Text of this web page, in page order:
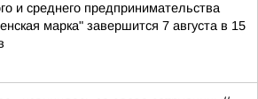
и среднего предпринимательства
марка" завершится 7 августа в 15